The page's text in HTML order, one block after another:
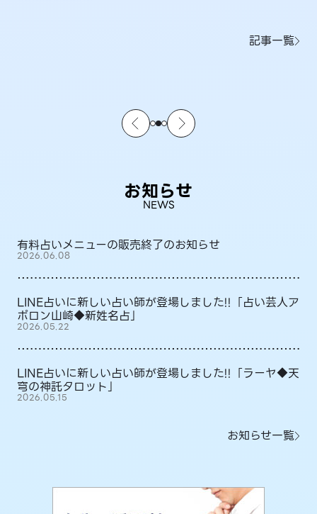
記事一覧
お知らせ
NEWS
有料占いメニューの販売終了のお知らせ
2026.06.08
LINE占いに新しい占い師が登場しました!!「占い芸人ア
ポロン山崎◆新姓名占」
2026.05.22
LINE占いに新しい占い師が登場しました!!「ラーヤ◆天
穹の神託タロット」
2026.05.15
お知らせ一覧